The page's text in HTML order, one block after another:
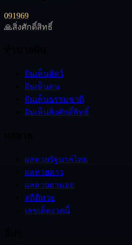
091969
🙏สิ่งศักดิ์สิทธิ์
ฝันเห็นสัตว์
ฝันเห็นคน
ฝันเห็นธรรมชาติ
ฝันเห็นสิ่งศักดิ์สิทธิ์
ผลหวยรัฐบาลไทย
ผลหวยลาว
ผลหวยฮานอย
สถิติหวย
เลขเด็ดงวดนี้